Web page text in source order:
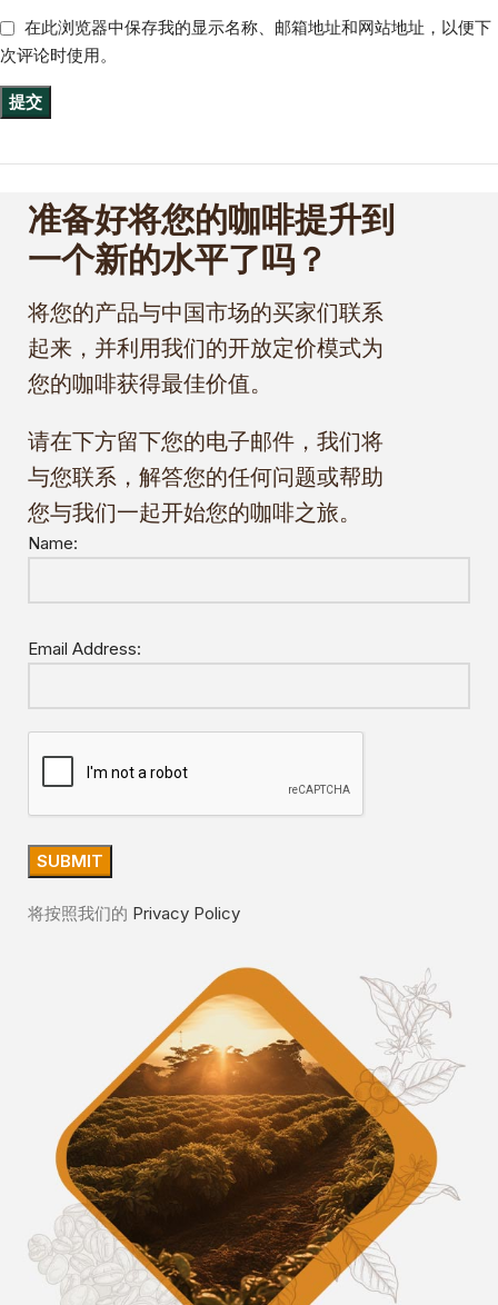
在此浏览器中保存我的显示名称、邮箱地址和网站地址，以便下
次评论时使用。
准备好将您的咖啡提升到
一个新的水平了吗？
将您的产品与中国市场的买家们联系
起来，并利用我们的开放定价模式为
您的咖啡获得最佳价值。
请在下方留下您的电子邮件，我们将
与您联系，解答您的任何问题或帮助
您与我们一起开始您的咖啡之旅。
Name:
Email Address:
将按照我们的 Privacy Policy